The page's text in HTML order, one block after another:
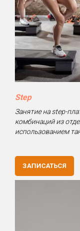
Step
Занятие на step-
комбинаций из
использованием
ЗАПИСАТЬСЯ